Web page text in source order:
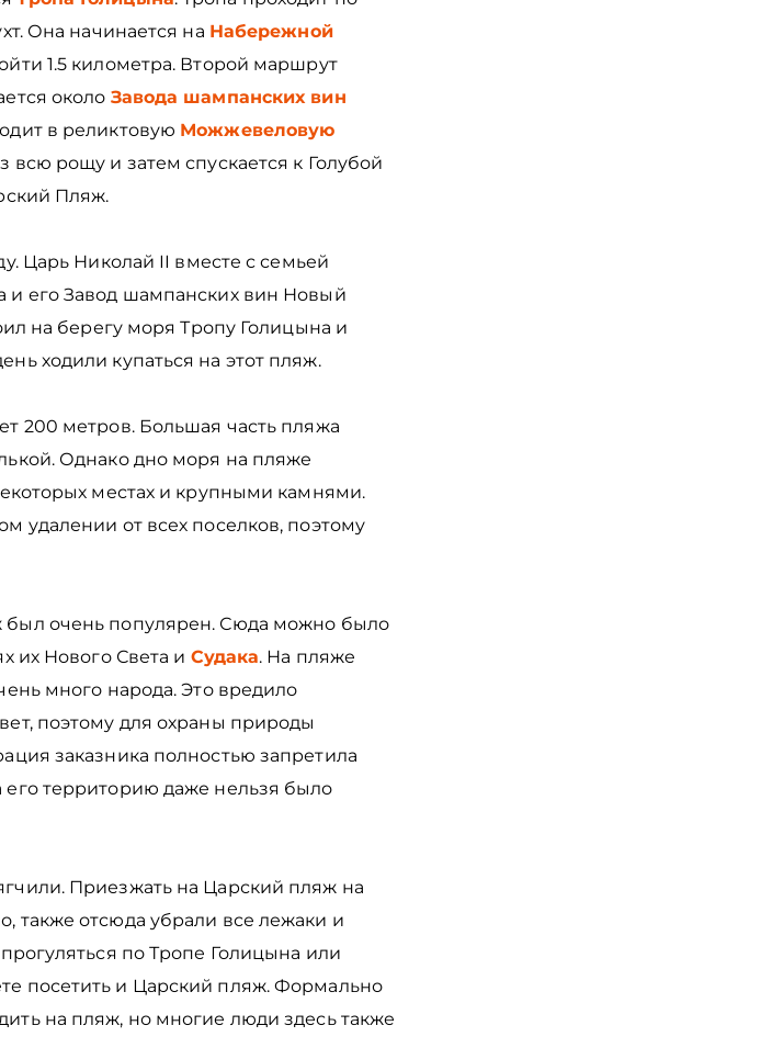
Она начинается на Набережной
1.5 километра. Второй маршрут
около Завода шампанских вин
в реликтовую Можжевеловую
всю рощу и затем спускается к Голубой
Пляж.
Царь Николай II вместе с семьей
и его Завод шампанских вин Новый
на берегу моря Тропу Голицына и
ходили купаться на этот пляж.
200 метров. Большая часть пляжа
Однако дно моря на пляже
местах и крупными камнями.
удалении от всех поселков, поэтому
очень популярен. Сюда можно было
их Нового Света и Судака. На пляже
много народа. Это вредило
поэтому для охраны природы
заказника полностью запретила
территорию даже нельзя было
Приезжать на Царский пляж на
также отсюда убрали все лежаки и
по Тропе Голицына или
посетить и Царский пляж. Формально
на пляж, но многие люди здесь также